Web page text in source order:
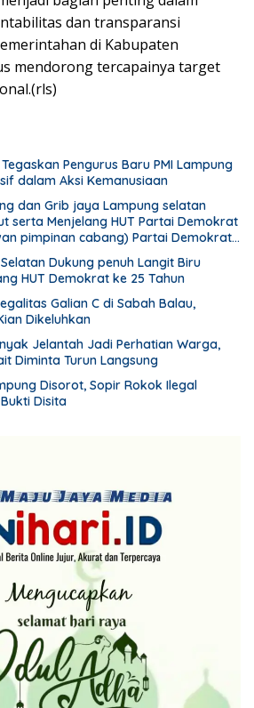
dan transparansi
di Kabupaten
mendorong tercapainya target
Pengurus Baru PMI Lampung
dalam Aksi Kemanusiaan
dan Grib jaya Lampung selatan
serta Menjelang HUT Partai Demokrat
pimpinan cabang) Partai Demokrat
aksi bersih-bersih pantai dan
Dukung penuh Langit Biru
HUT Demokrat ke 25 Tahun
Galian C di Sabah Balau,
Dikeluhkan
Jelantah Jadi Perhatian Warga,
Diminta Turun Langsung
Disorot, Sopir Rokok Ilegal
Disita